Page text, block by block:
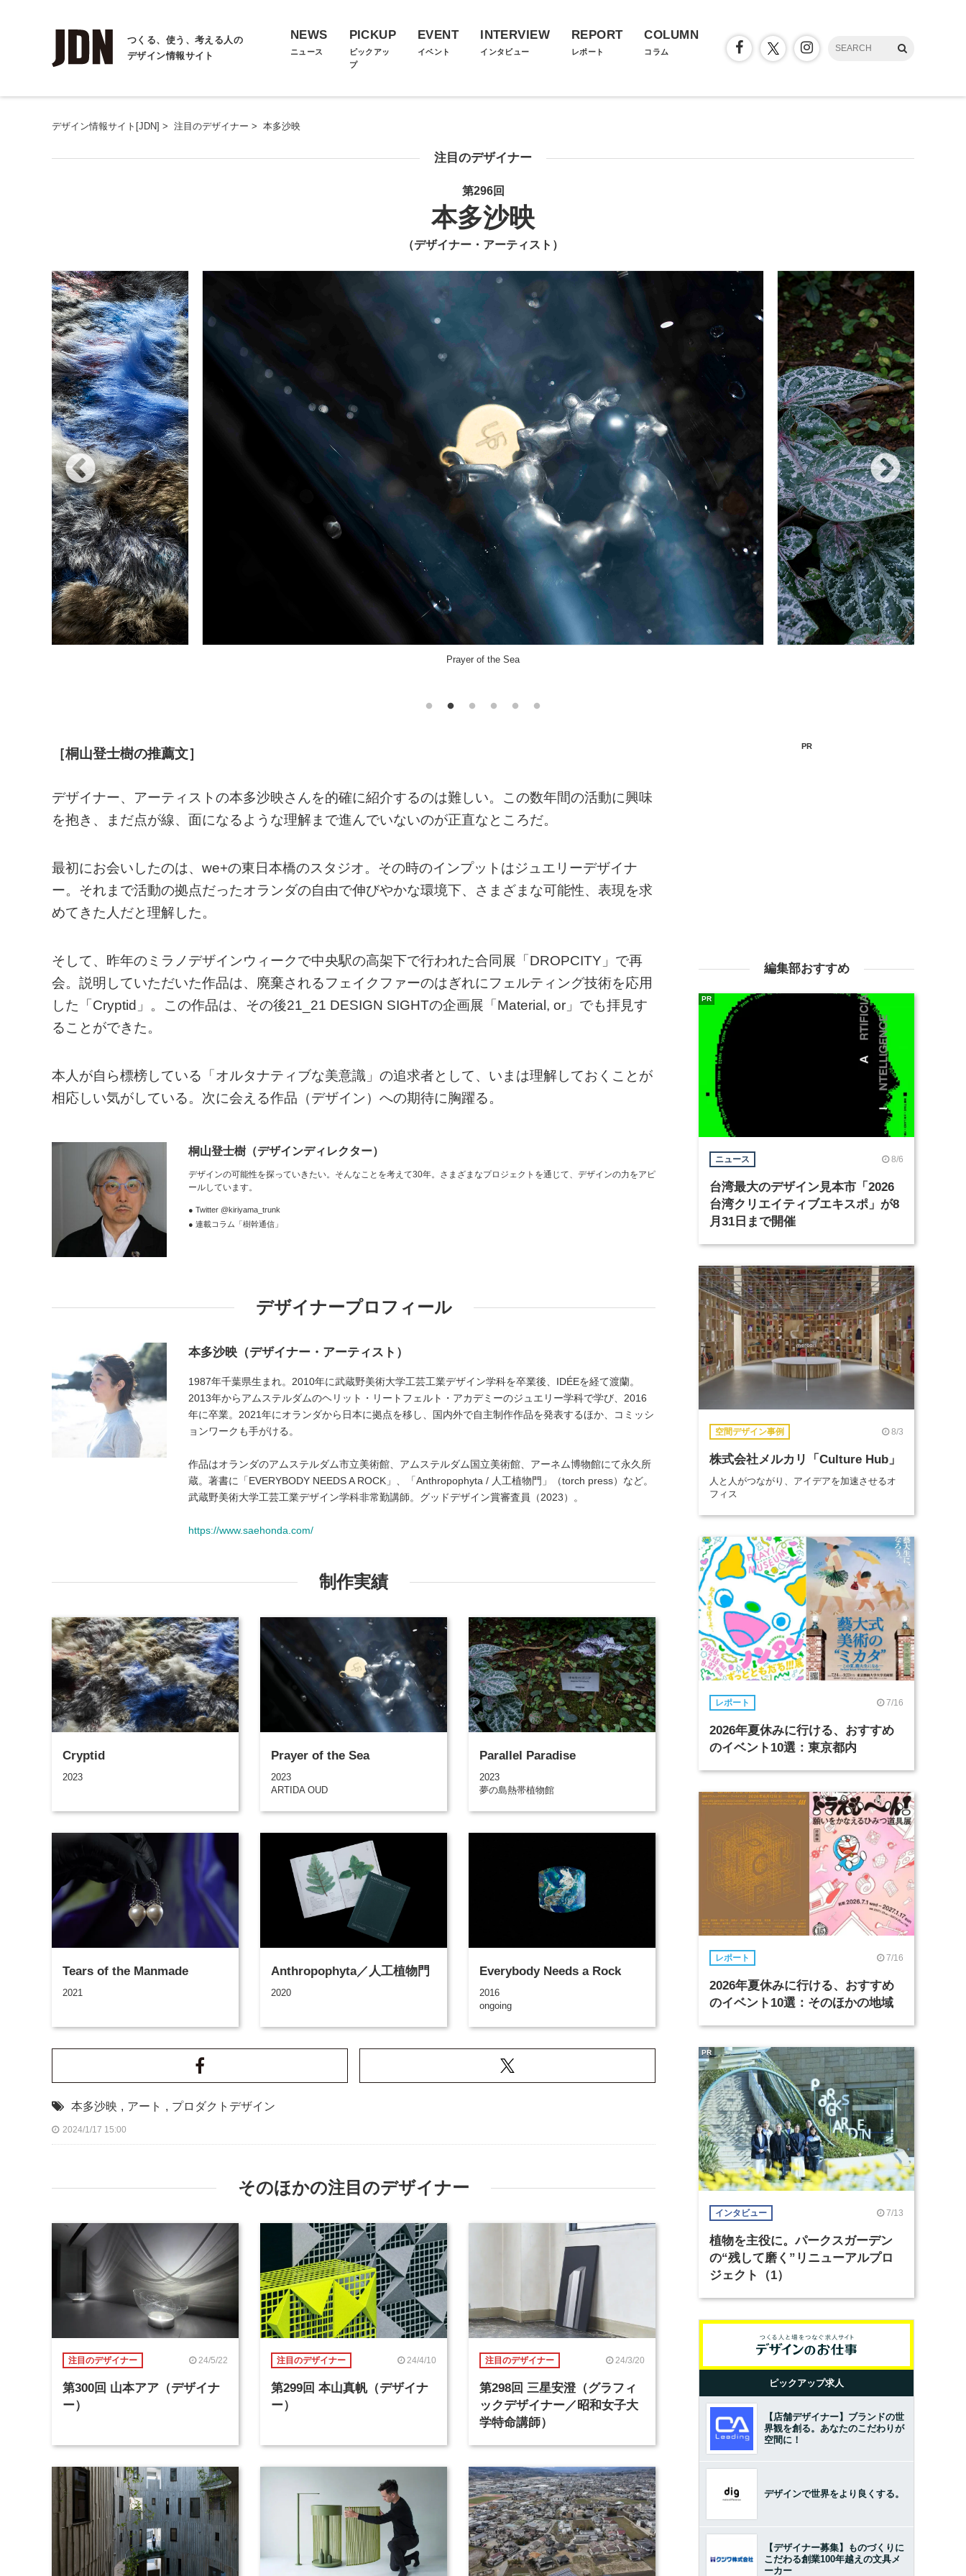
つくる、使う、考える人の
デザイン情報サイト
NEWS
ニュース
PICKUP
ピックアッ
プ
EVENT
イベント
INTERVIEW
インタビュー
REPORT
レポート
COLUMN
コラム
デザイン情報サイト[JDN] > 注目のデザイナー > 本多沙映
注目のデザイナー
第296回
本多沙映
（デザイナー・アーティスト）
Parallel Paradise
［桐山登士樹の推薦文］
デザイナー、アーティストの本多沙映さんを的確に紹介するのは難しい。この数年間の活動に興味
を抱き、まだ点が線、面になるような理解まで進んでいないのが正直なところだ。
最初にお会いしたのは、we+の東日本橋のスタジオ。その時のインプットはジュエリーデザイナ
ー。それまで活動の拠点だったオランダの自由で伸びやかな環境下、さまざまな可能性、表現を求
めてきた人だと理解した。
そして、昨年のミラノデザインウィークで中央駅の高架下で行われた合同展「DROPCITY」で再
会。説明していただいた作品は、廃棄されるフェイクファーのはぎれにフェルティング技術を応用
した「Cryptid」。この作品は、その後21_21 DESIGN SIGHTの企画展「Material, or」でも拝見す
ることができた。
本人が自ら標榜している「オルタナティブな美意識」の追求者として、いまは理解しておくことが
相応しい気がしている。次に会える作品（デザイン）への期待に胸躍る。
桐山登士樹 （デザインディレクター）
デザインの可能性を探っていきたい。そんなことを考えて30年。さまざまなプロジェクトを通じて、デザインの力をアピ
ールしています。
● Twitter @kiriyama_trunk
● 連載コラム「樹幹通信」
デザイナープロフィール
本多沙映（デザイナー・アーティスト）
1987年千葉県生まれ。2010年に武蔵野美術大学工芸工業デザイン学科を卒業後、IDÉEを経て渡蘭。
2013年からアムステルダムのヘリット・リートフェルト・アカデミーのジュエリー学科で学び、2016
年に卒業。2021年にオランダから日本に拠点を移し、国内外で自主制作作品を発表するほか、コミッシ
ョンワークも手がける。
作品はオランダのアムステルダム市立美術館、アムステルダム国立美術館、アーネム博物館にて永久所
蔵。著書に「EVERYBODY NEEDS A ROCK」、「Anthropophyta / 人工植物門」（torch press）など。
武蔵野美術大学工芸工業デザイン学科非常勤講師。グッドデザイン賞審査員（2023）。
https://www.saehonda.com/
制作実績
Cryptid
2023
Prayer of the Sea
2023
ARTIDA OUD
Parallel Paradise
2023
夢の島熱帯植物館
Tears of the Manmade
2021
Anthropophyta／人工植物門
2020
Everybody Needs a Rock
2016
ongoing
本多沙映 , アート , プロダクトデザイン
2024/1/17 15:00
そのほかの注目のデザイナー
注目のデザイナー 24/5/22
第300回 山本アア（デザイナ
ー）
注目のデザイナー 24/4/10
第299回 本山真帆（デザイナ
ー）
注目のデザイナー 24/3/20
第298回 三星安澄（グラフィ
ックデザイナー／昭和女子大
学特命講師）
PR
編集部おすすめ
ニュース 8/6
台湾最大のデザイン見本市「2026
台湾クリエイティブエキスポ」が8
月31日まで開催
PR
空間デザイン事例 8/3
株式会社メルカリ「Culture Hub」
人と人がつながり、アイデアを加速させるオ
フィス
レポート 7/16
2026年夏休みに行ける、おすすめ
のイベント10選：東京都内
レポート 7/16
2026年夏休みに行ける、おすすめ
のイベント10選：そのほかの地域
インタビュー 7/13
植物を主役に。パークスガーデン
の“残して磨く”リニューアルプロ
ジェクト（1）
PR
ピックアップ求人
【店舗デザイナー】ブランドの世
界観を創る。あなたのこだわりが
空間に！
デザインで世界をより良くする。
【デザイナー募集】ものづくりに
こだわる創業100年越えの文具メ
ーカー